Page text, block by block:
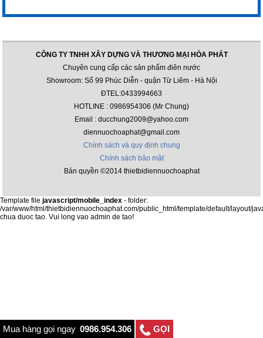
CÔNG TY TNHH XÂY DỰNG VÀ THƯƠNG MẠI HÒA PHÁT
Chuyên cung cấp các sản phẩm điên nước
Showroom: Số 99 Phúc Diễn - quận Từ Liêm - Hà Nội
ĐTEL:0433994663
HOTLINE : 0986954306 (Mr Chung)
Email : ducchung2009@yahoo.com
diennuochoaphat@gmail.com
Chính sách và quy định chung
Chính sách bảo mật
Bản quyền ©2014 thietbidiennuochoaphat
Mua hàng gọi ngay 0986.954.306 GỌI
Template file javascript/mobile_index - folder:
/var/www/html/thietbidiennuochoaphat.com/public_html/template/default/layout/
chua duoc tao. Vui long vao admin de tao!